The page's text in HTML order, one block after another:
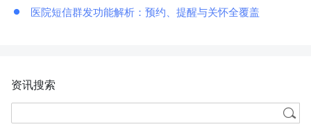
医院短信群发功能解析：预约、提醒与关怀全覆盖
资讯搜索